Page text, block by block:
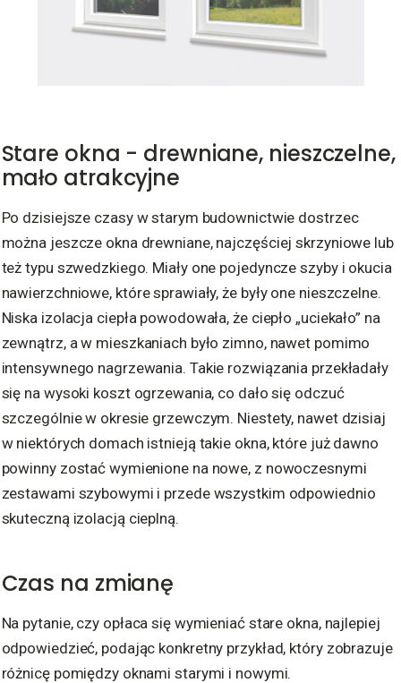
Stare okna - drewniane, nieszczelne,
mało atrakcyjne
Po dzisiejsze czasy w starym budownictwie dostrzec
można jeszcze okna drewniane, najczęściej skrzyniowe lub
też typu szwedzkiego. Miały one pojedyncze szyby i okucia
nawierzchniowe, które sprawiały, że były one nieszczelne.
Niska izolacja ciepła powodowała, że ciepło „uciekało” na
zewnątrz, a w mieszkaniach było zimno, nawet pomimo
intensywnego nagrzewania. Takie rozwiązania przekładały
się na wysoki koszt ogrzewania, co dało się odczuć
szczególnie w okresie grzewczym. Niestety, nawet dzisiaj
w niektórych domach istnieją takie okna, które już dawno
powinny zostać wymienione na nowe, z nowoczesnymi
zestawami szybowymi i przede wszystkim odpowiednio
skuteczną izolacją cieplną.
Czas na zmianę
Na pytanie, czy opłaca się wymieniać stare okna, najlepiej
odpowiedzieć, podając konkretny przykład, który zobrazuje
różnicę pomiędzy oknami starymi i nowymi.